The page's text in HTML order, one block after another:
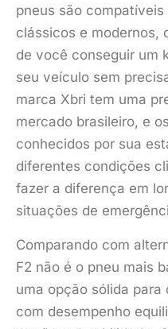
pneus são
clássicos e modernos,
de você conseguir um
seu veículo sem
marca Xbri tem uma
mercado brasileiro, e
conhecidos por sua
diferentes condições
fazer a diferença em
situações de
Comparando com
F2 não é o pneu mais
uma opção sólida
com desempenho